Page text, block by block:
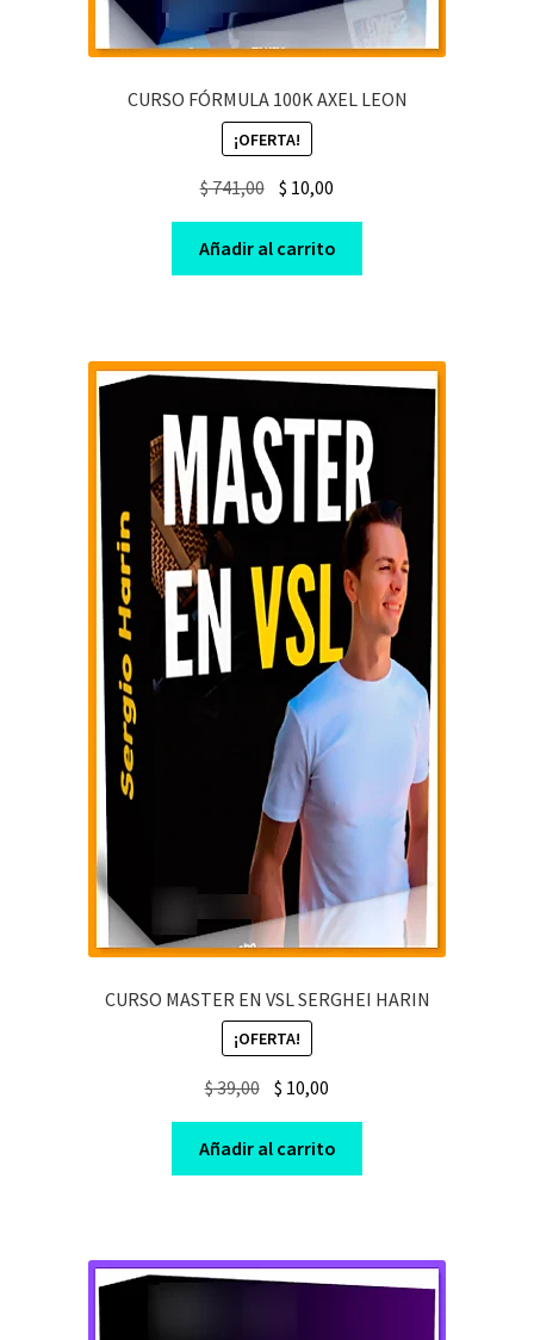
CURSO FÓRMULA 100K AXEL LEON
¡OFERTA!
$741,00 Original
price
was:
$ 741,00.
$ 10,00
price
is:
$ 10,00.
Añadir al carrito
CURSO MASTER EN VSL SERGHEI HARIN
¡OFERTA!
$39,00 Original
was:
$ 39,00.
$ 10,00
is:
$ 10,00.
Añadir al carrito